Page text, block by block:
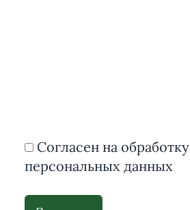
Согласен на обработку
персональных данных